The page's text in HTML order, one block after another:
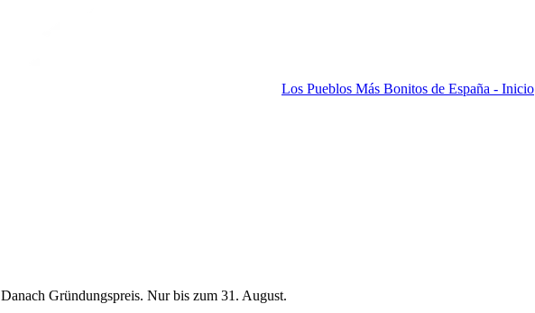
Los Pueblos Más Bonitos de España - Inicio
Danach Gründungspreis. Nur bis zum 31. August.